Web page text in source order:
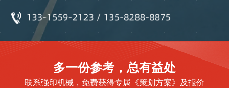
多一份参考，总有益处
联系强印机械，免费获得专属《策划方案》及报价